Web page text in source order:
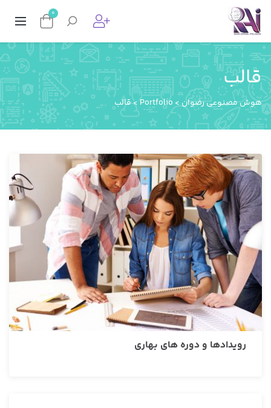
0
قالب
هوش مصنوعی رضوان>
Portfolio
>قالب
رویدادها و دوره های بهاری